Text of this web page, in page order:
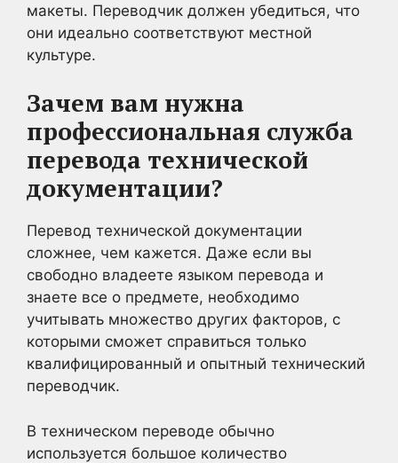
макеты. Переводчик должен убедиться, что
они идеально соответствуют местной
культуре.
Зачем вам нужна
профессиональная служба
перевода технической
документации?
Перевод технической документации
сложнее, чем кажется. Даже если вы
свободно владеете языком перевода и
знаете все о предмете, необходимо
учитывать множество других факторов, с
которыми сможет справиться только
квалифицированный и опытный технический
переводчик.
В техническом переводе обычно
используется большое количество